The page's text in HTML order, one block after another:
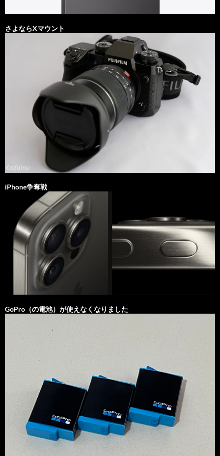
さよならXマウント
iPhone争奪戦
GoPro（の電池）が使えなくなりました